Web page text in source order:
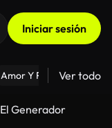
Iniciar sesión
Amor Y Relaciones
Ver todo
El Generador